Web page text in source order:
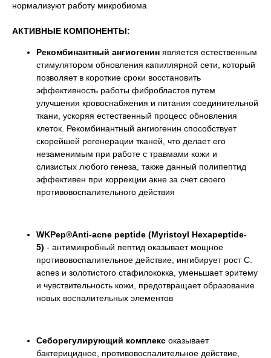
нормализуют работу микробиома
АКТИВНЫЕ КОМПОНЕНТЫ:
Рекомбинантный ангиогенин является естественным
стимулятором обновления капиллярной сети, который
позволяет в короткие сроки восстановить
эффективность работы фибробластов путем
улучшения кровоснабжения и питания соединительной
ткани, ускоряя естественный процесс обновления
клеток. Рекомбинантный ангиогенин способствует
скорейшей регенерации тканей, что делает его
незаменимым при работе с травмами кожи и
слизистых любого генеза, также данный полипептид
эффективен при коррекции акне за счет своего
противовоспалительного действия
WKPep®Anti-acne peptide (Myristoyl Hexapeptide-
5) - антимикробный пептид оказывает мощное
противовоспалительное действие, ингибирует рост C.
acnes и золотистого стафилококка, уменьшает эритему
и чувствительность кожи, предотвращает образование
новых воспалительных элементов
Себорегулирующий комплекс оказывает
бактерицидное, противовоспалительное действие,